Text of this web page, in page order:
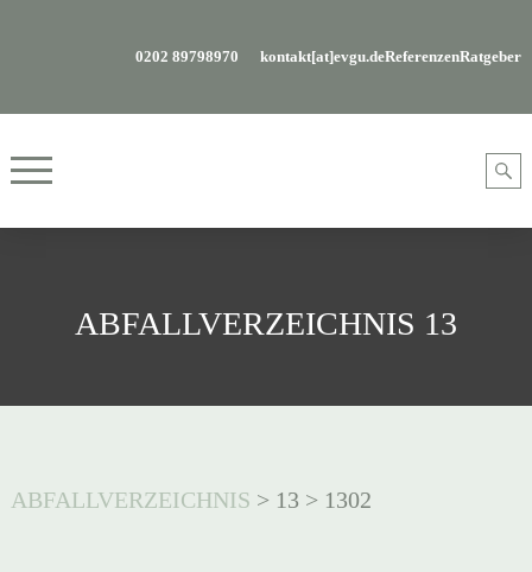
0202 89798970 kontakt[at]evgu.deReferenzenRatgeber
ABFALLVERZEICHNIS 13
ABFALLVERZEICHNIS > 13 > 1302